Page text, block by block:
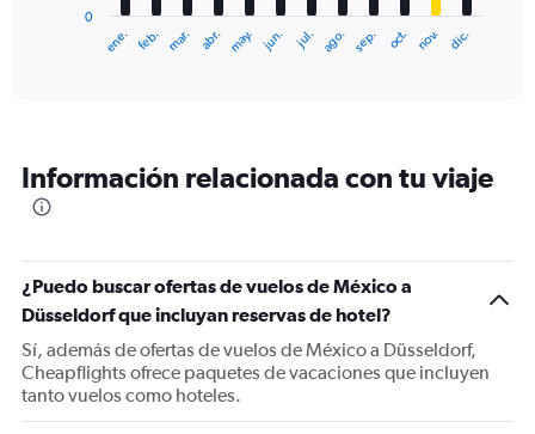
categories.
The
Y
axis
displaying
values.
Range:
0
ene. feb. mar. abr. may. jun. jul. ago. sep. oct. nov. dic.
0
Información relacionada con tu viaje
¿Puedo buscar ofertas de vuelos de México a
Düsseldorf que incluyan reservas de hotel?
Sí, además de ofertas de vuelos de México a Düsseldorf,
Cheapflights ofrece paquetes de vacaciones que incluyen
tanto vuelos como hoteles.